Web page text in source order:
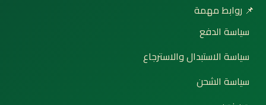
📌 روابط مهمة
سياسة الدفع
سياسة الاستبدال والاسترجاع
سياسة الشحن